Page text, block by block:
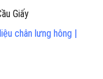
chân lưng hông |